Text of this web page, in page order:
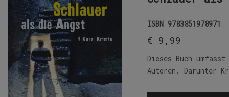
ISBN 9783851978971
€ 9,99
Dieses Buch
Autoren. Darunter